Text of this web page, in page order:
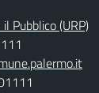
Pubblico (URP)